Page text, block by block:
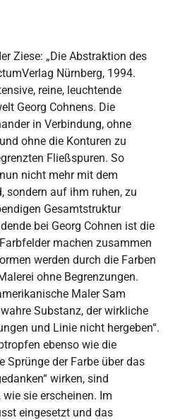
Ziese: „Die Abstraktion des
Nürnberg, 1994.
reine, leuchtende
Georg Cohnens. Die
in Verbindung, ohne
ohne die Konturen zu
Fließspuren. So
nicht mehr mit dem
sondern auf ihm ruhen, zu
Gesamtstruktur
bei Georg Cohnen ist die
machen zusammen
werden durch die Farben
ohne Begrenzungen.
Maler Sam
Substanz, der wirkliche
und Linie nicht hergeben“.
ebenso wie die
Sprünge der Farbe über das
wirken, sind
sie erscheinen. Im
eingesetzt und das